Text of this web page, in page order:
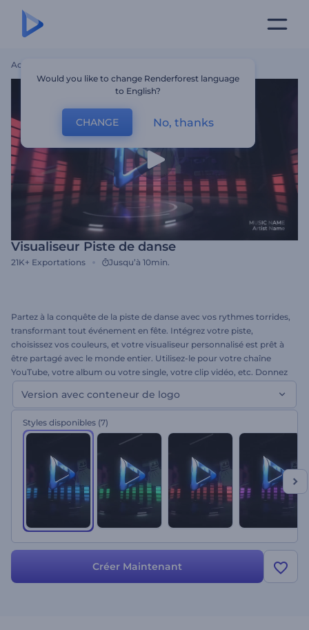
Accueil
Visualiseur Piste de danse
21K+ Exportations Jusqu’à 10min.
Partez à la conquête de la piste de danse avec vos rythmes torrides,
transformant tout événement en fête. Intégrez votre piste,
choisissez vos couleurs, et votre visualiseur personnalisé est prêt à
être partagé avec le monde entier. Utilisez-le pour votre chaîne
YouTube, votre album ou votre single, votre clip vidéo, etc. Donnez
un coup de pouce à vos rythmes avec ce Visualiseur Piste de danse.
Essayez-le dès maintenant !
Version avec conteneur de logo
Styles disponibles (7)
Créer Maintenant
Would you like to change Renderforest language
to English?
CHANGE No, thanks